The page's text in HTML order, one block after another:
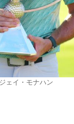
ェイ・モナハン